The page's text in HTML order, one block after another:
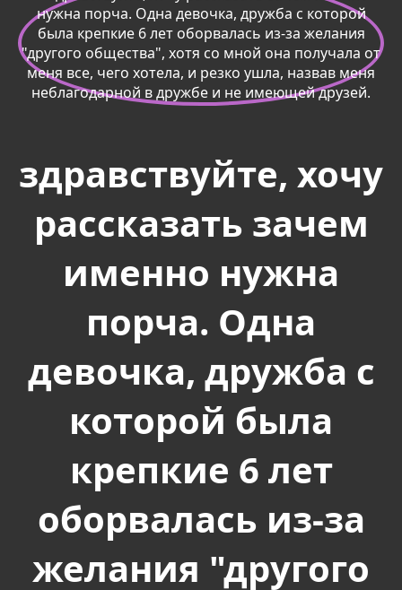
здравствуйте, хочу
рассказать зачем
именно нужна
порча. Одна
девочка, дружба с
которой была
крепкие 6 лет
оборвалась из-за
желания "другого